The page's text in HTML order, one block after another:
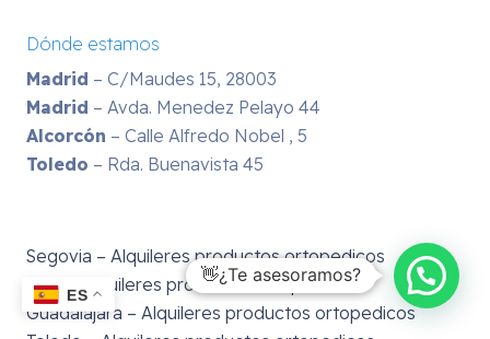
Dónde estamos
Madrid – C/Maudes 15, 28003
Madrid – Avda. Menedez Pelayo 44
Alcorcón – Calle Alfredo Nobel , 5
Toledo – Rda. Buenavista 45
Segovia – Alquileres productos ortopedicos
Avila – Alquileres productos ortopedicos
Guadalajara – Alquileres productos ortopedicos
ES
👋¿Te asesoramos?